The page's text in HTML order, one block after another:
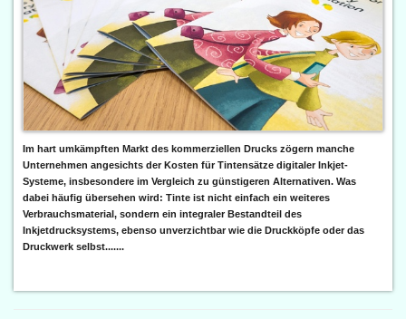
Im hart umkämpften Markt des kommerziellen Drucks zögern manche
Unternehmen angesichts der Kosten für Tintensätze digitaler Inkjet-
Systeme, insbesondere im Vergleich zu günstigeren Alternativen. Was
dabei häufig übersehen wird: Tinte ist nicht einfach ein weiteres
Verbrauchsmaterial, sondern ein integraler Bestandteil des
Inkjetdrucksystems, ebenso unverzichtbar wie die Druckköpfe oder das
Druckwerk selbst.......